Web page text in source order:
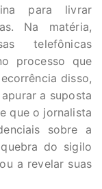
para livrar
Na matéria,
telefônicas
processo que
disso,
a suposta
que o jornalista
sobre a
do sigilo
a revelar suas